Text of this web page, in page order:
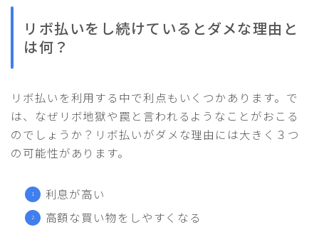
リボ払いをし続けているとダメな理由と
は何？
リボ払いを利用する中で利点もいくつかあります。で
は、なぜリボ地獄や罠と言われるようなことがおこる
のでしょうか？リボ払いがダメな理由には大きく３つ
の可能性があります。
利息が高い
高額な買い物をしやすくなる